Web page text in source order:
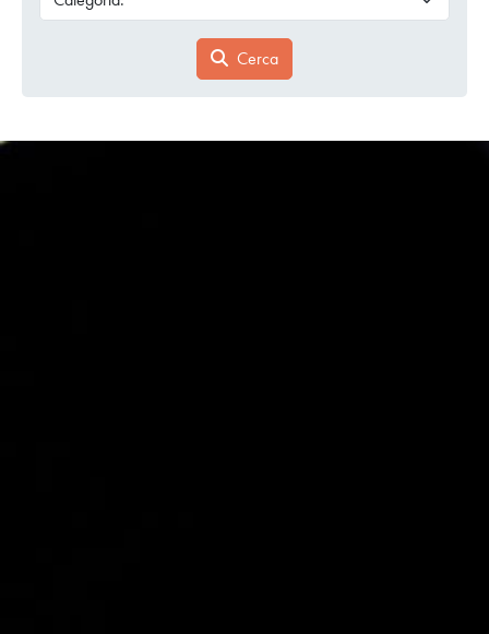
Cerca